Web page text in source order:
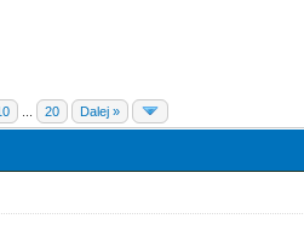
20 Dalej »